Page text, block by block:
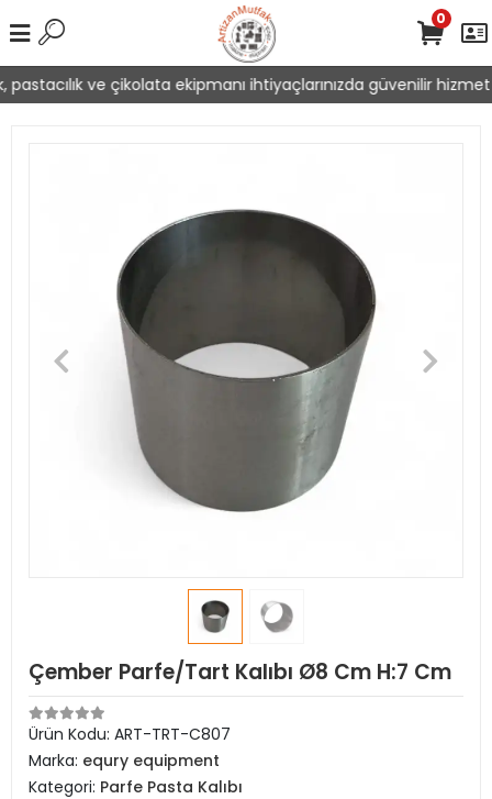
ve çikolata ekipmanı ihtiyaçlarınızda güvenilir hizmet
0
Çember Parfe/Tart Kalıbı Ø8 Cm H:7 Cm
Ürün Kodu: ART-TRT-C807
Marka: equry equipment
Kategori: Parfe Pasta Kalıbı